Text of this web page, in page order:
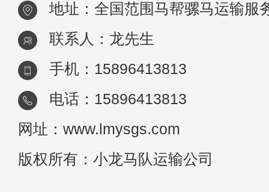
地址：全国范围马帮骡马运输服
联系人：龙先生
手机：15896413813
电话：15896413813
网址：www.lmysgs.com
版权所有：小龙马队运输公司